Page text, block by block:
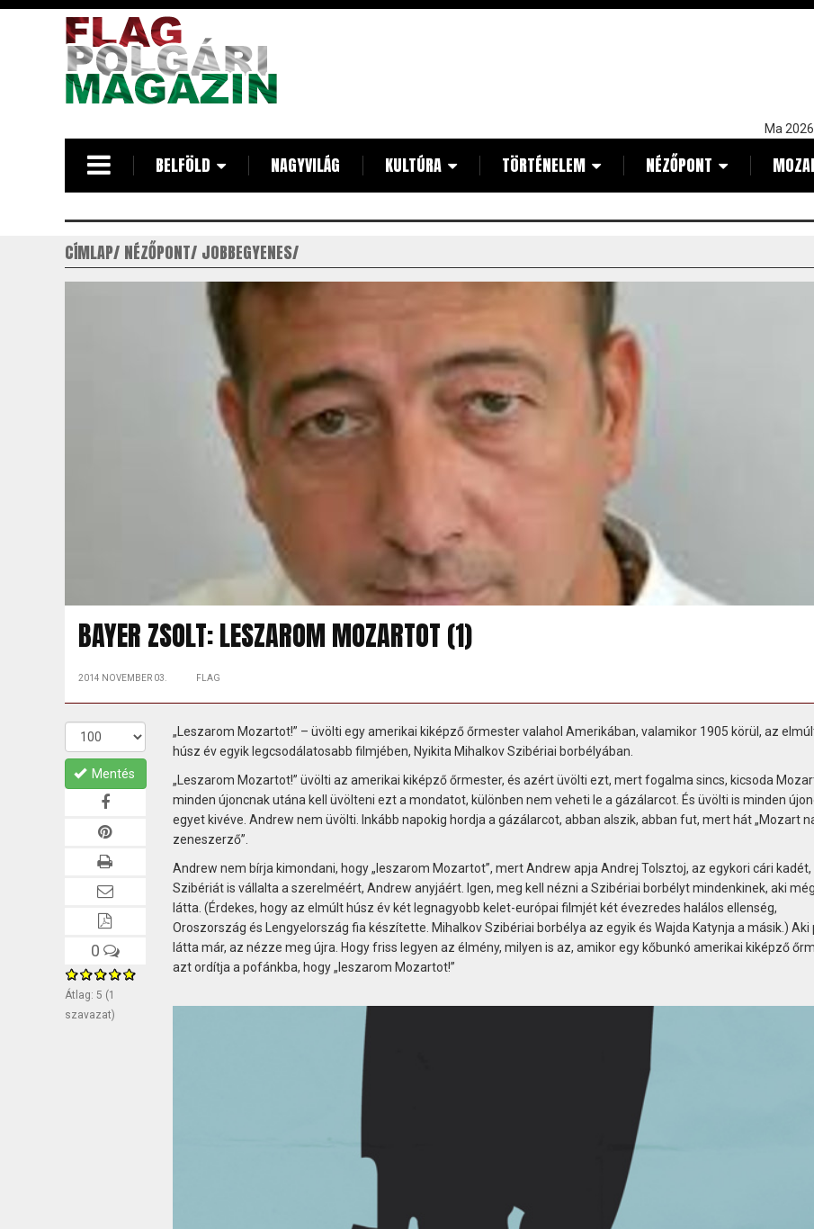
Ma
BELFÖLD NAGYVILÁG KULTÚRA TÖRTÉNELEM NÉZŐPONT
CÍMLAP NÉZŐPONT JOBBEGYENES
BAYER ZSOLT: LESZAROM MOZARTOT (1)
2014 NOVEMBER 03. FLAG
Mentés
0
Átlag: 5 (1
szavazat)
„Leszarom Mozartot!” – üvölti egy amerikai kiképző őrmester valahol Amerikában, valamikor 1905 körül, az
húsz év egyik legcsodálatosabb filmjében, Nyikita Mihalkov Szibériai borbélyában.
„Leszarom Mozartot!” üvölti az amerikai kiképző őrmester, és azért üvölti ezt, mert fogalma sincs, kicsoda
minden újoncnak utána kell üvölteni ezt a mondatot, különben nem veheti le a gázálarcot. És üvölti is minden
egyet kivéve. Andrew nem üvölti. Inkább napokig hordja a gázálarcot, abban alszik, abban fut, mert hát „Mozart
zeneszerző”.
Andrew nem bírja kimondani, hogy „leszarom Mozartot”, mert Andrew apja Andrej Tolsztoj, az egykori cári kadét,
Szibériát is vállalta a szerelméért, Andrew anyjáért. Igen, meg kell nézni a Szibériai borbélyt mindenkinek, aki
látta. (Érdekes, hogy az elmúlt húsz év két legnagyobb kelet-európai filmjét két évezredes halálos ellenség,
Oroszország és Lengyelország fia készítette. Mihalkov Szibériai borbélya az egyik és Wajda Katynja a másik.) Aki
látta már, az nézze meg újra. Hogy friss legyen az élmény, milyen is az, amikor egy kőbunkó amerikai kiképző
azt ordítja a pofánkba, hogy „leszarom Mozartot!”